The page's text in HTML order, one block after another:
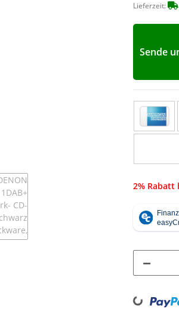
Lieferzeit:
Sende
2% Rabatt
Loading...